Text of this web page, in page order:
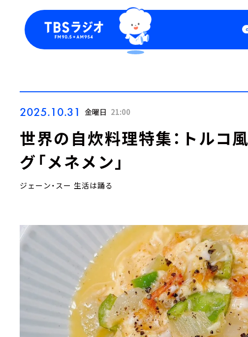
Podcast
2025.10.31 金曜日 21:00
世界の自炊料理特集：トルコ
グ「メネメン」
ジェーン・スー 生活は踊る